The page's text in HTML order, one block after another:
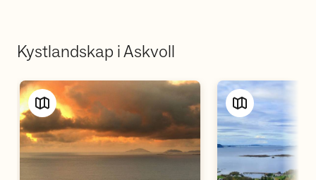
Kystlandskap i Askvoll